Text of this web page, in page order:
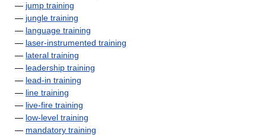
— jump training
— jungle training
— language training
— laser-instrumented training
— lateral training
— leadership training
— lead-in training
— line training
— live-fire training
— low-level training
— mandatory training